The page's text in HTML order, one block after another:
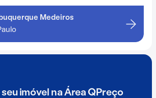
Medeiros
imóvel na Área QPreço